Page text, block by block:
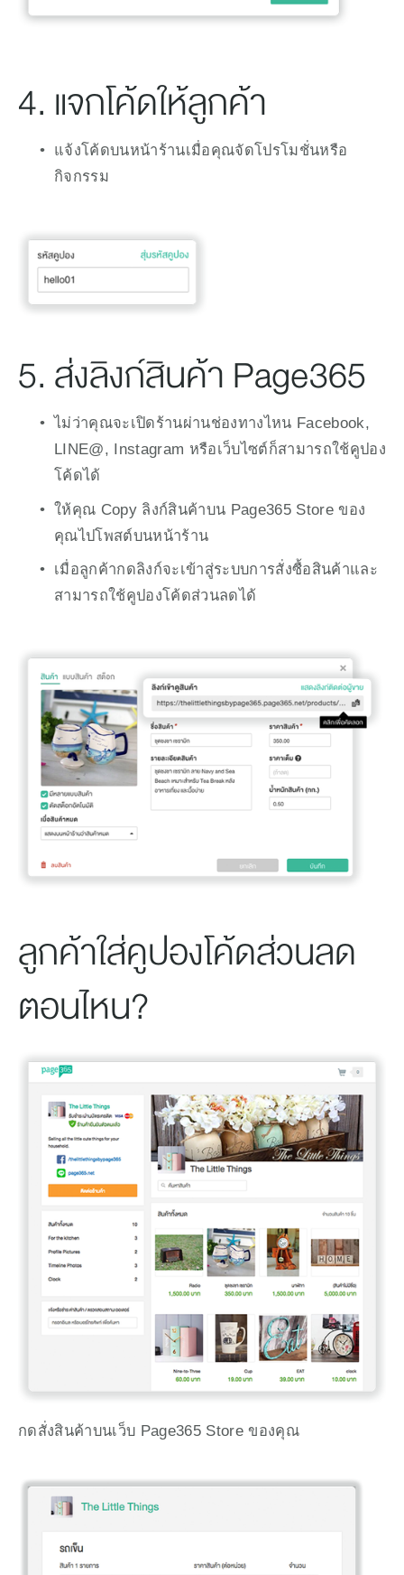
4. แจกโค้ดให้ลูกค้า
แจ้งโค้ดบนหน้าร้านเมื่อคุณจัดโปรโมชั่นหรือ
กิจกรรม
5. ส่งลิงก์สินค้า Page365
ไม่ว่าคุณจะเปิดร้านผ่านช่องทางไหน Facebook,
LINE@, Instagram หรือเว็บไซต์ก็สามารถใช้คูปอง
โค้ดได้
ให้คุณ Copy ลิงก์สินค้าบน Page365 Store ของ
คุณไปโพสต์บนหน้าร้าน
เมื่อลูกค้ากดลิงก์จะเข้าสู่ระบบการสั่งซื้อสินค้าและ
สามารถใช้คูปองโค้ดส่วนลดได้
ลูกค้าใส่คูปองโค้ดส่วนลด
ตอนไหน?
กดสั่งสินค้าบนเว็บ Page365 Store ของคุณ